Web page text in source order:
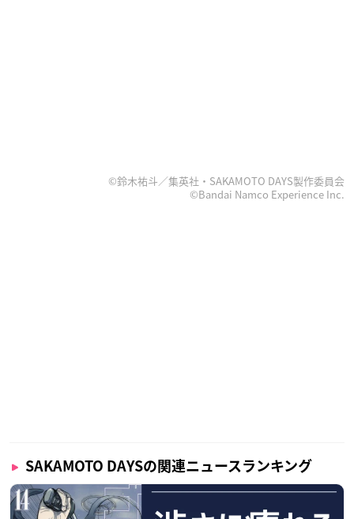
©鈴木祐斗／集英社・SAKAMOTO DAYS製作委員会
©Bandai Namco Experience Inc.
SAKAMOTO DAYSの関連ニュースランキング